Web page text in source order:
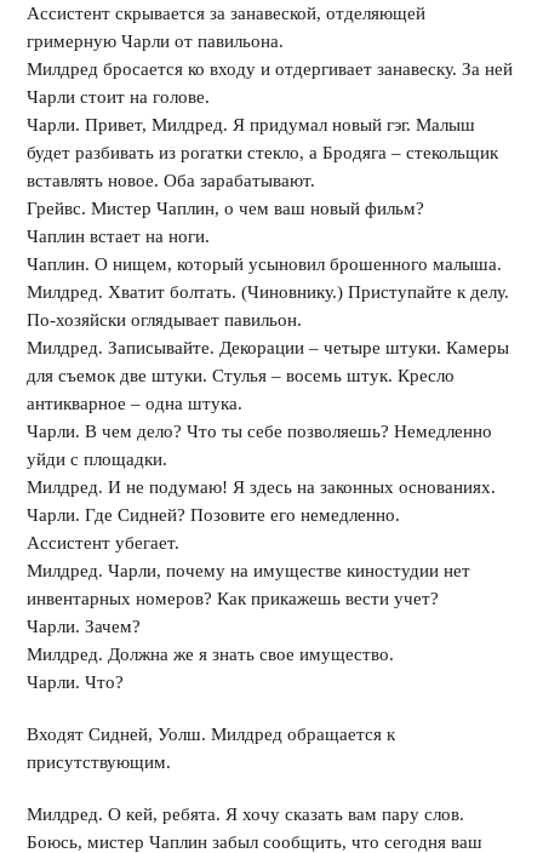
Ассистент скрывается за занавеской, отделяющей
гримерную Чарли от павильона.
Милдред бросается ко входу и отдергивает занавеску. За ней
Чарли стоит на голове.
Чарли. Привет, Милдред. Я придумал новый гэг. Малыш
будет разбивать из рогатки стекло, а Бродяга – стекольщик
вставлять новое. Оба зарабатывают.
Грейвс. Мистер Чаплин, о чем ваш новый фильм?
Чаплин встает на ноги.
Чаплин. О нищем, который усыновил брошенного малыша.
Милдред. Хватит болтать. (Чиновнику.) Приступайте к делу.
По-хозяйски оглядывает павильон.
Милдред. Записывайте. Декорации – четыре штуки. Камеры
для съемок две штуки. Стулья – восемь штук. Кресло
антикварное – одна штука.
Чарли. В чем дело? Что ты себе позволяешь? Немедленно
уйди с площадки.
Милдред. И не подумаю! Я здесь на законных основаниях.
Чарли. Где Сидней? Позовите его немедленно.
Ассистент убегает.
Милдред. Чарли, почему на имуществе киностудии нет
инвентарных номеров? Как прикажешь вести учет?
Чарли. Зачем?
Милдред. Должна же я знать свое имущество.
Чарли. Что?
Входят Сидней, Уолш. Милдред обращается к
присутствующим.
Милдред. О кей, ребята. Я хочу сказать вам пару слов.
Боюсь, мистер Чаплин забыл сообщить, что сегодня ваш